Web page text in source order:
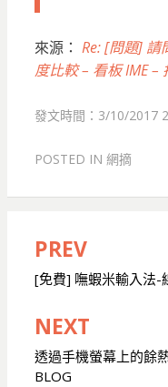
來源： Re: [問題]
度比較 – 看板 IME –
發文時間：3/10/2017
POSTED IN 網摘
文
章
導
覽
PREV
[免費] 嘸蝦米輸入法-
NEXT
透過手機螢幕上的餘
BLOG